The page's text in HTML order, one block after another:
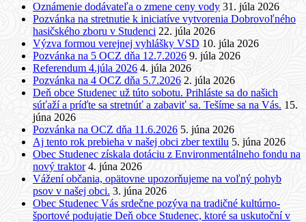
Oznámenie dodávateľa o zmene ceny vody 31. júla 2026
Pozvánka na stretnutie k iniciatíve vytvorenia Dobrovoľného
hasičského zboru v Studenci 22. júla 2026
Výzva formou verejnej vyhlášky VSD 10. júla 2026
Pozvánka na 5 OCZ dňa 12.7.2026 9. júla 2026
Referendum 4.júla 2026 4. júla 2026
Pozvánka na 4 OCZ dňa 5.7.2026 2. júla 2026
Deň obce Studenec už túto sobotu. Prihláste sa do našich
súťaží a príďte sa stretnúť a zabaviť sa. Tešíme sa na Vás. 15.
júna 2026
Pozvánka na OCZ dňa 11.6.2026 5. júna 2026
Aj tento rok prebieha v našej obci zber textilu 5. júna 2026
Obec Studenec získala dotáciu z Environmentálneho fondu na
nový traktor 4. júna 2026
Vážení občania, opätovne upozorňujeme na voľný pohyb
psov v našej obci. 3. júna 2026
Obec Studenec Vás srdečne pozýva na tradičné kultúrno-
športové podujatie Deň obce Studenec, ktoré sa uskutoční v